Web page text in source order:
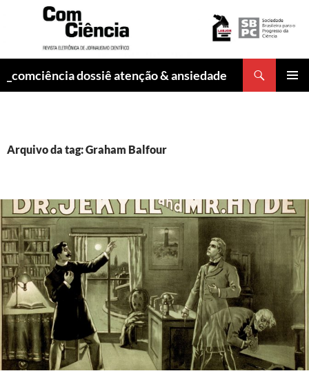
_comciência dossiê atenção & ansiedade
Arquivo da tag: Graham Balfour